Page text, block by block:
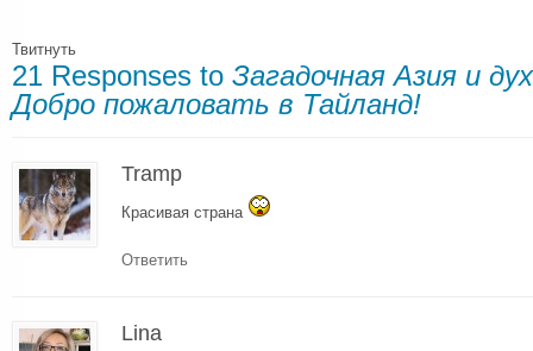
Твитнуть
21 Responses to Загадочная Азия и
Добро пожаловать в Тайланд!
Tramp
Красивая страна
Ответить
Lina